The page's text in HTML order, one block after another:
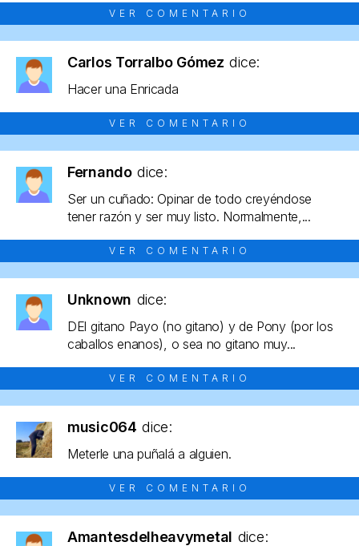
VER COMENTARIO
Carlos Torralbo Gómez dice:
Hacer una Enricada
VER COMENTARIO
Fernando dice:
Ser un cuñado: Opinar de todo creyéndose
tener razón y ser muy listo. Normalmente,...
VER COMENTARIO
Unknown dice:
DEl gitano Payo (no gitano) y de Pony (por los
caballos enanos), o sea no gitano muy...
VER COMENTARIO
music064 dice:
Meterle una puñalá a alguien.
VER COMENTARIO
Amantesdelheavymetal dice: